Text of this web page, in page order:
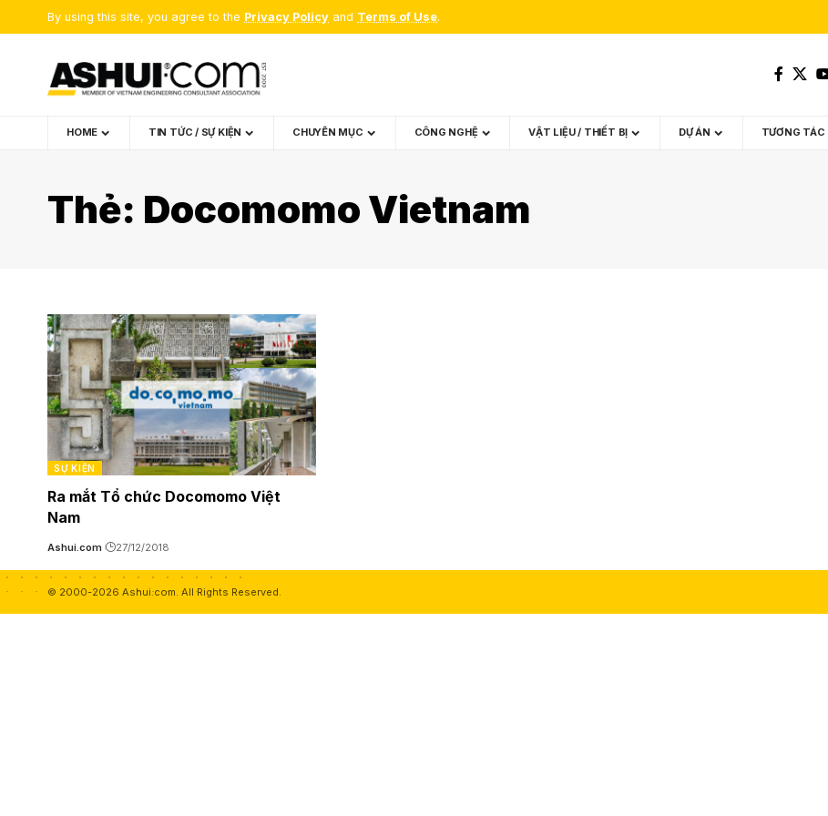
By using this site, you agree to the Privacy Policy and Terms of Use.
HOME TIN TỨC / SỰ KIỆN CHUYÊN MỤC CÔNG NGHỆ VẬT LIỆU / THIẾT BỊ DỰ ÁN TƯƠNG TÁC
Thẻ: Docomomo Vietnam
SỰ KIỆN
Ra mắt Tổ chức Docomomo Việt
Nam
Ashui.com 27/12/2018
© 2000-2026 Ashui.com. All Rights Reserved.